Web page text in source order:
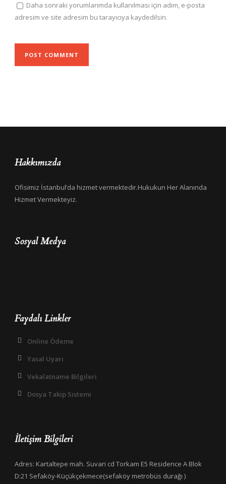
Daha sonraki yorumlarımda kullanılması için adım, e-posta
adresim ve site adresim bu tarayıcıya kaydedilsin.
Hakkımızda
Ofisimiz İstanbul’da hizmet vermektedir.Hukukun Her Alanında
Hizmet Vermekteyiz.
Sosyal Medya
Faydalı Linkler
Online Ödeme
Yasal Uyarı
Vekalatname Bilgileri
Dosya Takip Sistemi
İletişim Bilgileri
Adres: Kartaltepe mah. Suvari cd Torkam E5 Residence A Blok
D:21 Sefaköy-Küçükçekmece(sefaköy metrobüs durağı )